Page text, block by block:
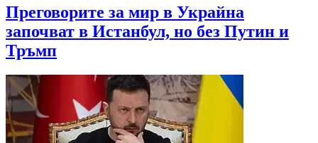
Преговорите за мир в Украйна
започват в Истанбул, но без Путин и
Тръмп